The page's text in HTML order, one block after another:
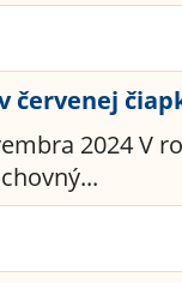
červenej
2024 V